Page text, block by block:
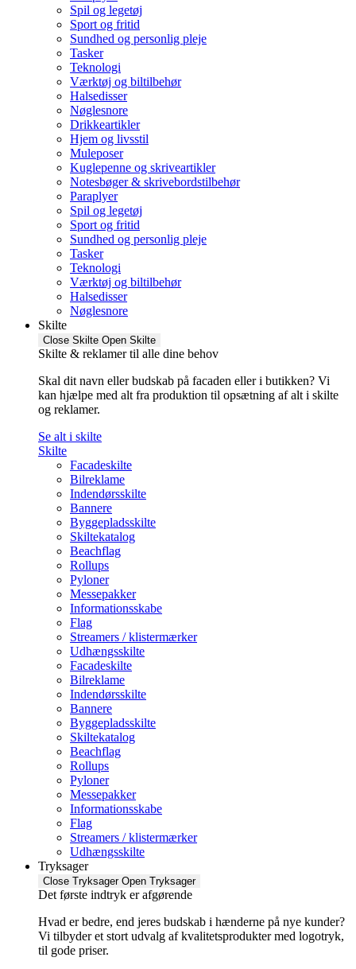
Spil og legetøj
Sport og fritid
Sundhed og personlig pleje
Tasker
Teknologi
Værktøj og biltilbehør
Halsedisser
Nøglesnore
Drikkeartikler
Hjem og livsstil
Muleposer
Kuglepenne og skriveartikler
Notesbøger & skrivebordstilbehør
Paraplyer
Spil og legetøj
Sport og fritid
Sundhed og personlig pleje
Tasker
Teknologi
Værktøj og biltilbehør
Halsedisser
Nøglesnore
Skilte
Close Skilte Open Skilte
Skilte & reklamer til alle dine behov
Skal dit navn eller budskab på facaden eller i butikken? Vi
kan hjælpe med alt fra produktion til opsætning af alt i skilte
og reklamer.
Se alt i skilte
Skilte
Facadeskilte
Bilreklame
Indendørsskilte
Bannere
Byggepladsskilte
Skiltekatalog
Beachflag
Rollups
Pyloner
Messepakker
Informationsskabe
Flag
Streamers / klistermærker
Udhængsskilte
Facadeskilte
Bilreklame
Indendørsskilte
Bannere
Byggepladsskilte
Skiltekatalog
Beachflag
Rollups
Pyloner
Messepakker
Informationsskabe
Flag
Streamers / klistermærker
Udhængsskilte
Tryksager
Close Tryksager Open Tryksager
Det første indtryk er afgørende
Hvad er bedre, end jeres budskab i hænderne på nye kunder?
Vi tilbyder et stort udvalg af kvalitetsprodukter med logotryk,
til gode priser.